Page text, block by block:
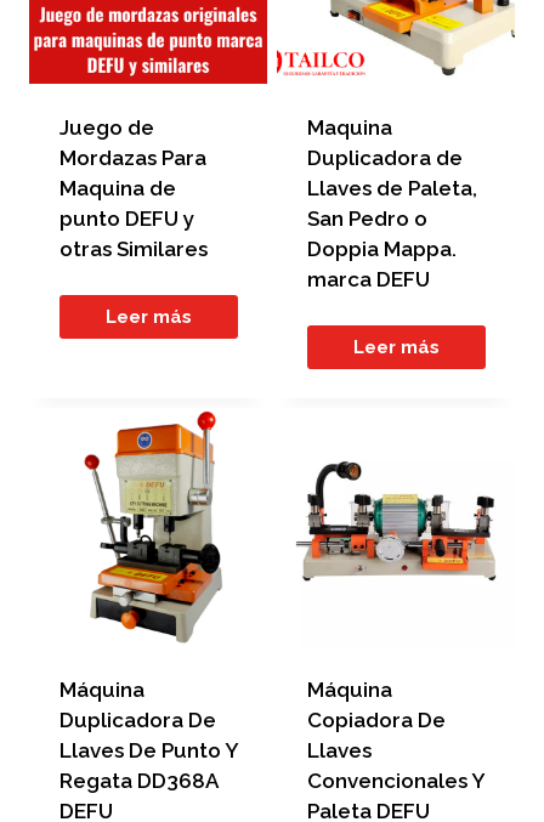
Juego de
Mordazas Para
Maquina de
punto DEFU y
otras Similares
Leer más
Maquina
Duplicadora de
Llaves de Paleta,
San Pedro o
Doppia Mappa.
marca DEFU
Leer más
Máquina
Duplicadora De
Llaves De Punto Y
Regata DD368A
DEFU
Máquina
Copiadora De
Llaves
Convencionales Y
Paleta DEFU